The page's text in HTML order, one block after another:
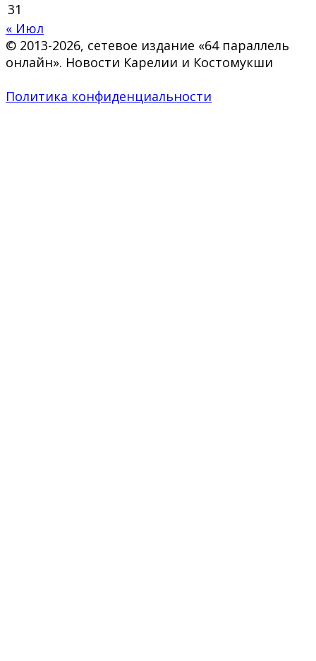
31
« Июл
© 2013-2026, сетевое издание «64 параллель
онлайн». Новости Карелии и Костомукши
Политика конфиденциальности